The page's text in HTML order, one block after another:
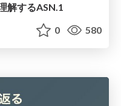
解するASN.1
0 580